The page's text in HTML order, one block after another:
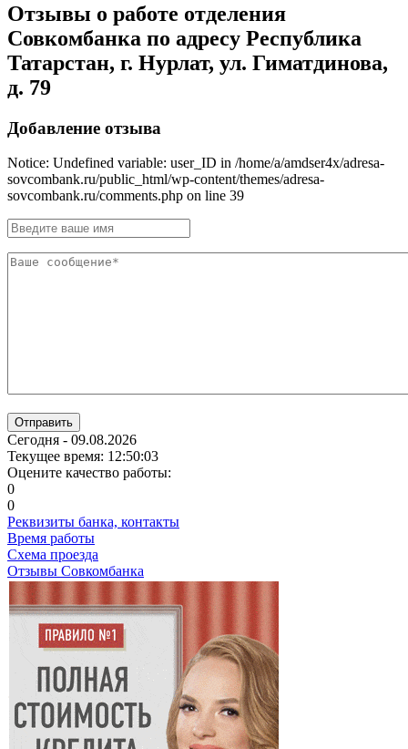
Отзывы о работе отделения
Совкомбанка по адресу Республика
Татарстан, г. Нурлат, ул. Гиматдинова,
д. 79
Добавление отзыва
Notice: Undefined variable: user_ID in /home/a/amdser4x/adresa-
sovcombank.ru/public_html/wp-content/themes/adresa-
sovcombank.ru/comments.php on line 39
Отправить
Сегодня - 09.08.2026
Текущее время: 12:50:04
Оцените качество работы:
0
0
Реквизиты банка, контакты
Время работы
Схема проезда
Отзывы Совкомбанка